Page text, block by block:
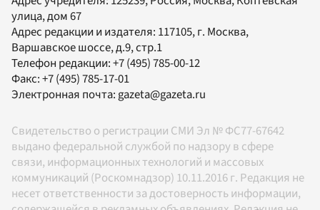
улица, дом 67
Адрес редакции и издателя: 117105, г. Москва,
Варшавское шоссе, д.9, стр.1
Телефон редакции:+7 (495) 785-00-12
Факс:+7 (495) 785-17-01
Электронная почта:gazeta@gazeta.ru
Свидетельство о регистрации СМИ Эл № ФС77-67642
выдано федеральной службой по надзору в сфере
связи, информационных технологий и массовых
коммуникаций (Роскомнадзор) 10.11.2016 г. Редакция не
несет ответственности за достоверность информации,